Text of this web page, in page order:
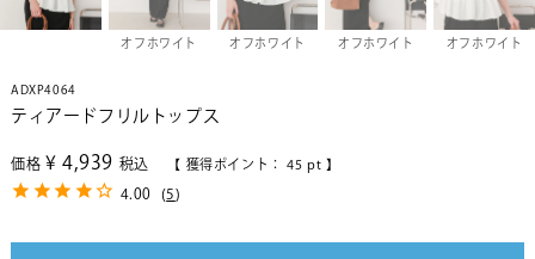
オフホワイト オフホワイト オフホワイト オフホワイト
ADXP4064
ティアードフリルトップス
価格 ¥ 4,939 税込 【 獲得ポイント： 45 pt 】
4.00 (5)